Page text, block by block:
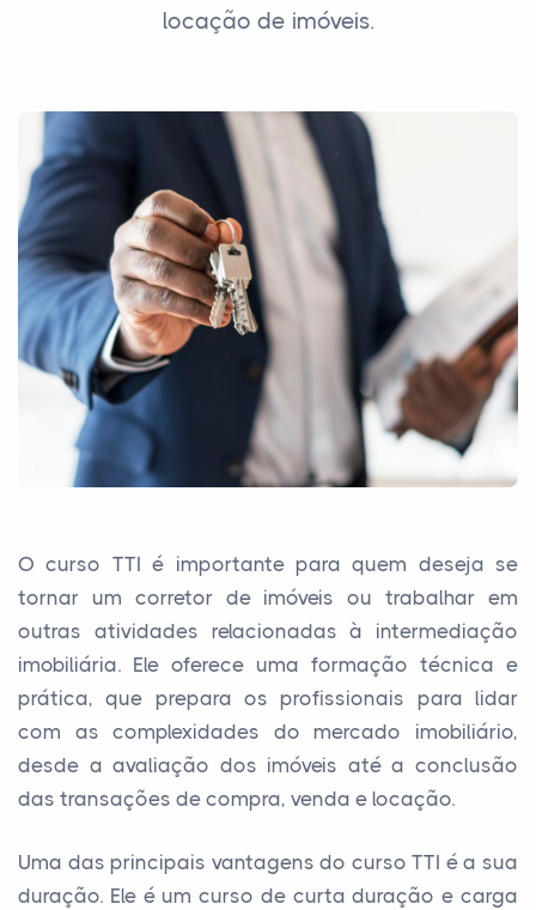
locação de imóveis.
O curso TTI é importante para quem deseja se
tornar um corretor de imóveis ou trabalhar em
outras atividades relacionadas à intermediação
imobiliária. Ele oferece uma formação técnica e
prática, que prepara os profissionais para lidar
com as complexidades do mercado imobiliário,
desde a avaliação dos imóveis até a conclusão
das transações de compra, venda e locação.
Uma das principais vantagens do curso TTI é a sua
duração. Ele é um curso de curta duração e carga